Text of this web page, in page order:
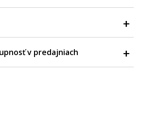
v predajniach